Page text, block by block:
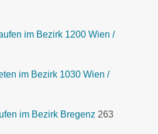
im Bezirk 1200 Wien /
im Bezirk 1030 Wien /
im Bezirk Bregenz 263